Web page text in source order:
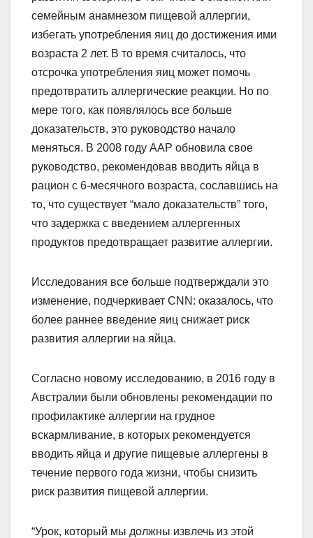
семейным анамнезом пищевой аллергии,
избегать употребления яиц до достижения ими
возраста 2 лет. В то время считалось, что
отсрочка употребления яиц может помочь
предотвратить аллергические реакции. Но по
мере того, как появлялось все больше
доказательств, это руководство начало
меняться. В 2008 году AAP обновила свое
руководство, рекомендовав вводить яйца в
рацион с 6-месячного возраста, сославшись на
то, что существует “мало доказательств” того,
что задержка с введением аллергенных
продуктов предотвращает развитие аллергии.
Исследования все больше подтверждали это
изменение, подчеркивает CNN: оказалось, что
более раннее введение яиц снижает риск
развития аллергии на яйца.
Согласно новому исследованию, в 2016 году в
Австралии были обновлены рекомендации по
профилактике аллергии на грудное
вскармливание, в которых рекомендуется
вводить яйца и другие пищевые аллергены в
течение первого года жизни, чтобы снизить
риск развития пищевой аллергии.
“Урок, который мы должны извлечь из этой